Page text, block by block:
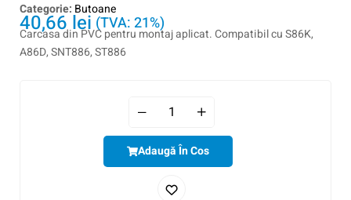
Categorie: Butoane
40,66lei (TVA: 21%)
Carcasa din PVC pentru montaj aplicat. Compatibil cu S86K,
A86D, SNT886, ST886
Adaugă În Cos